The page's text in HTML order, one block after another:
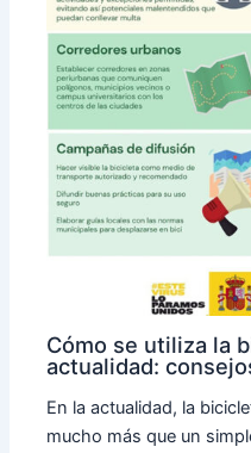
Cómo se utiliza la
actualidad:
En la actualidad, la
mucho más que un